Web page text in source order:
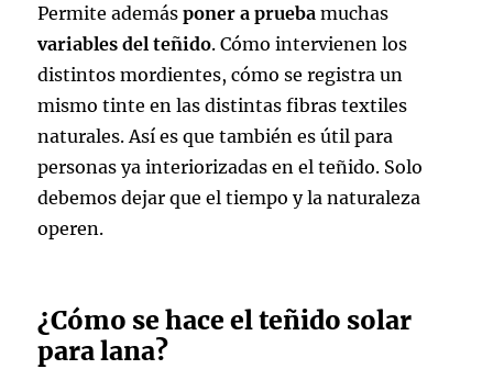
Permite ademásponer a prueba muchas
variables del teñido. Cómo intervienen los
distintos mordientes, cómo se registra un
mismo tinte en las distintas fibras textiles
naturales. Así es que también es útil para
personas ya interiorizadas en el teñido. Solo
debemos dejar que el tiempo y la naturaleza
operen.
¿Cómo se hace el teñido solar
para lana?